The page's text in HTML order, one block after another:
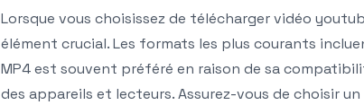
Lorsque vous choisissez de télécharger vidéo
élément crucial. Les formats les plus courants
MP4 est souvent préféré en raison de sa
des appareils et lecteurs. Assurez-vous de choisir